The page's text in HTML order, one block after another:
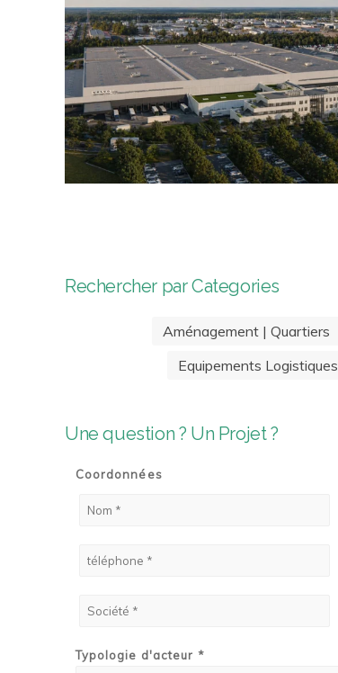
Rechercher par Categories
Aménagement | Quartiers
Equipements Logistiques
Une question ? Un Projet ?
Coordonnées
Typologie d'acteur *